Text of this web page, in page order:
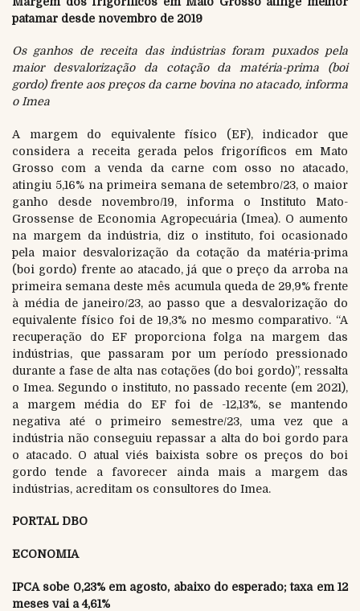
patamar desde novembro de 2019
Os ganhos de receita das indústrias foram puxados pela
maior desvalorização da cotação da matéria-prima (boi
gordo) frente aos preços da carne bovina no atacado, informa
o Imea
A margem do equivalente físico (EF), indicador que
considera a receita gerada pelos frigoríficos em Mato
Grosso com a venda da carne com osso no atacado,
atingiu 5,16% na primeira semana de setembro/23, o maior
ganho desde novembro/19, informa o Instituto Mato-
Grossense de Economia Agropecuária (Imea). O aumento
na margem da indústria, diz o instituto, foi ocasionado
pela maior desvalorização da cotação da matéria-prima
(boi gordo) frente ao atacado, já que o preço da arroba na
primeira semana deste mês acumula queda de 29,9% frente
à média de janeiro/23, ao passo que a desvalorização do
equivalente físico foi de 19,3% no mesmo comparativo. “A
recuperação do EF proporciona folga na margem das
indústrias, que passaram por um período pressionado
durante a fase de alta nas cotações (do boi gordo)”, ressalta
o Imea. Segundo o instituto, no passado recente (em 2021),
a margem média do EF foi de -12,13%, se mantendo
negativa até o primeiro semestre/23, uma vez que a
indústria não conseguiu repassar a alta do boi gordo para
o atacado. O atual viés baixista sobre os preços do boi
gordo tende a favorecer ainda mais a margem das
indústrias, acreditam os consultores do Imea.
PORTAL DBO
ECONOMIA
IPCA sobe 0,23% em agosto, abaixo do esperado; taxa em 12
meses vai a 4,61%